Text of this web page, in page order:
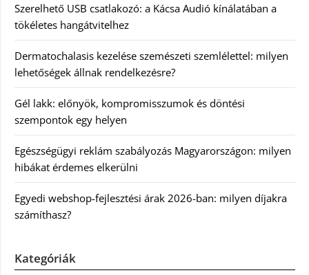
Szerelhető USB csatlakozó: a Kácsa Audió kínálatában a
tökéletes hangátvitelhez
Dermatochalasis kezelése szemészeti szemlélettel: milyen
lehetőségek állnak rendelkezésre?
Gél lakk: előnyök, kompromisszumok és döntési
szempontok egy helyen
Egészségügyi reklám szabályozás Magyarországon: milyen
hibákat érdemes elkerülni
Egyedi webshop-fejlesztési árak 2026-ban: milyen díjakra
számíthasz?
Kategóriák